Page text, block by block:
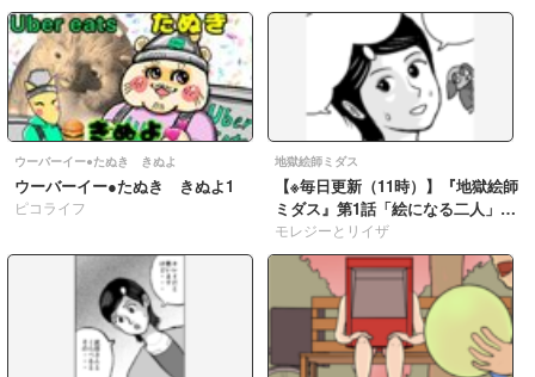
ウーバーイー●たぬき きぬよ
ウーバーイー●たぬき きぬよ1
ピコライフ
地獄絵師ミダス
【※毎日更新（11時）】『地獄絵師
ミダス』第1話「絵になる二人」
057
モレジーとリイザ